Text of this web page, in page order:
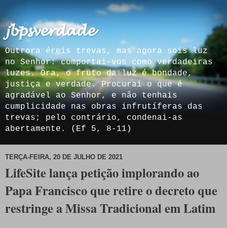
𝓳𝓫𝓹𝓼𝓿𝓮𝓻𝓭𝓪𝓭𝓮
Outrora éreis trevas, mas agora sois luz
no Senhor: comportai-vos como verdadeiras
luzes. Ora, o fruto da luz é bondade,
justiça e verdade. Procurai o que é
agradável ao Senhor, e não tenhais
cumplicidade nas obras infrutíferas das
trevas; pelo contrário, condenai-as
abertamente. (Ef 5, 8-11)
TERÇA-FEIRA, 20 DE JULHO DE 2021
LifeSite lança petição implorando ao
Papa Francisco que retire o decreto que
restringe a Missa Tradicional em Latim